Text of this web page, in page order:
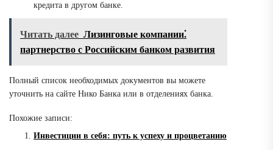
кредита в другом банке.
Читать далее Лизинговые компании⁚
партнерство с Российским банком развития
Полный список необходимых документов вы можете
уточнить на сайте Нико Банка или в отделениях банка.
Похожие записи:
Инвестиции в себя: путь к успеху и процветанию